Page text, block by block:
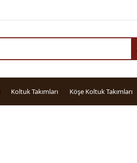
Koltuk Takımları Köşe Koltuk Takımları